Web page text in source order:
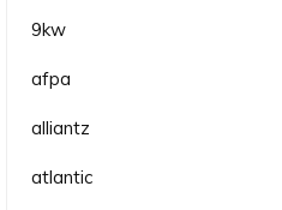
9kw
afpa
alliantz
atlantic